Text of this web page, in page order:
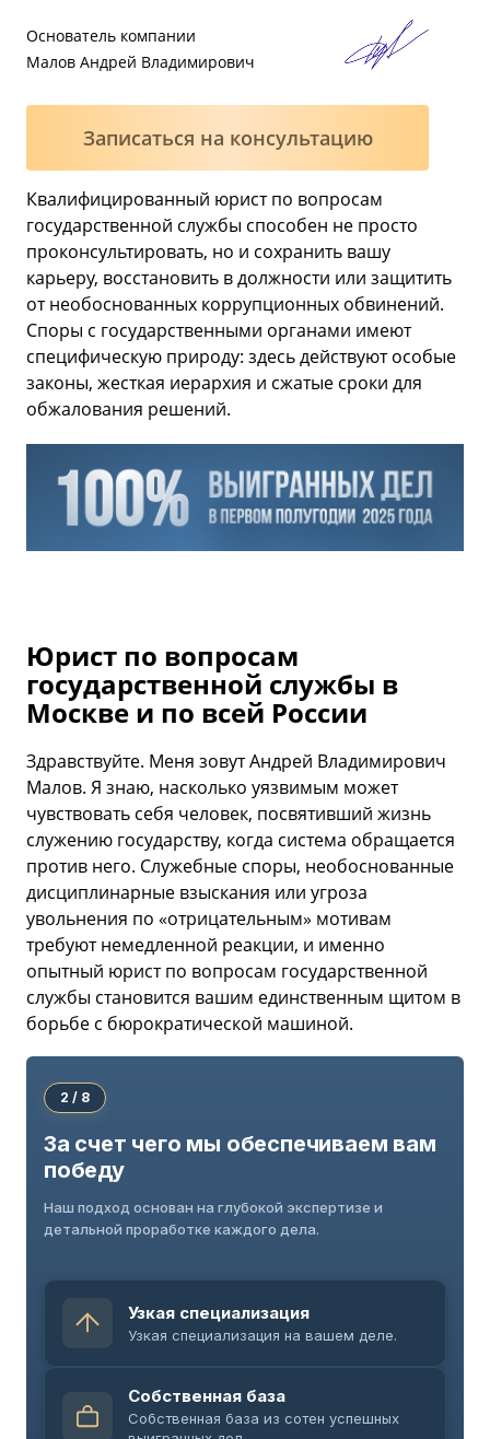
Основатель компании
Малов Андрей Владимирович
Записаться на консультацию
Квалифицированный юрист по вопросам
государственной службы способен не просто
проконсультировать, но и сохранить вашу
карьеру, восстановить в должности или защитить
от необоснованных коррупционных обвинений.
Споры с государственными органами имеют
специфическую природу: здесь действуют особые
законы, жесткая иерархия и сжатые сроки для
обжалования решений.
Юрист по вопросам
государственной службы в
Москве и по всей России
Здравствуйте. Меня зовут Андрей Владимирович
Малов. Я знаю, насколько уязвимым может
чувствовать себя человек, посвятивший жизнь
служению государству, когда система обращается
против него. Служебные споры, необоснованные
дисциплинарные взыскания или угроза
увольнения по «отрицательным» мотивам
требуют немедленной реакции, и именно
опытный юрист по вопросам государственной
службы становится вашим единственным щитом в
борьбе с бюрократической машиной.
2 / 8
За счет чего мы обеспечиваем вам
победу
Наш подход основан на глубокой экспертизе и
детальной проработке каждого дела.
Узкая специализация
Узкая специализация на вашем деле.
Собственная база
Собственная база из сотен успешных